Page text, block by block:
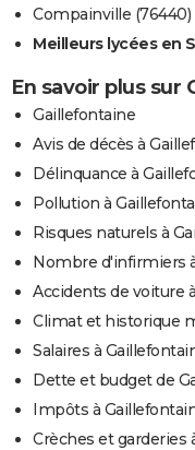
Compainville (76440)
Meilleurs lycées en
En savoir plus sur
Gaillefontaine
Avis de décès à
Délinquance à
Pollution à
Risques naturels à
Nombre d'infirmiers
Accidents de voiture
Climat et historique
Salaires à
Dette et budget de
Impôts à
Crèches et garderies